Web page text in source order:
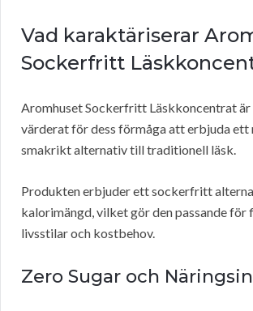
Vad karaktäriserar
Sockerfritt
Aromhuset Sockerfritt Läskkoncentrat är
värderat för dess förmåga att erbjuda
smakrikt alternativ till traditionell läsk.
Produkten erbjuder ett sockerfritt
kalorimängd, vilket gör den passande för
livsstilar och kostbehov.
Zero Sugar och